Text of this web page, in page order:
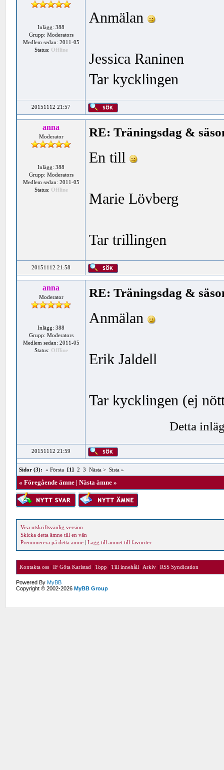
Inlägg: 388
Grupp: Moderators
Medlem sedan: 2011-05
Status: Offline
Anmälan
Jessica Raninen
Tar kycklingen
20151112 21:57
anna
Moderator
Inlägg: 388
Grupp: Moderators
Medlem sedan: 2011-05
Status: Offline
RE: Träningsdag &
En till
Marie Lövberg
Tar trillingen
20151112 21:58
anna
Moderator
Inlägg: 388
Grupp: Moderators
Medlem sedan: 2011-05
Status: Offline
RE: Träningsdag &
Anmälan
Erik Jaldell
Tar kycklingen (ej
Detta
20151112 21:59
Sidor (3): « Första [1] 2 3 Nästa > Sista »
«Föregående ämne |Nästa ämne »
Visa utskriftsvänlig version
Skicka detta ämne till en vän
Prenumerera på detta ämne |Lägg till ämnet till favoriter
Kontakta oss |IF Göta Karlstad |Topp |Till innehåll | Arkiv |RSS Syndication
Powered ByMyBB
Copyright © 2002-2026MyBB Group